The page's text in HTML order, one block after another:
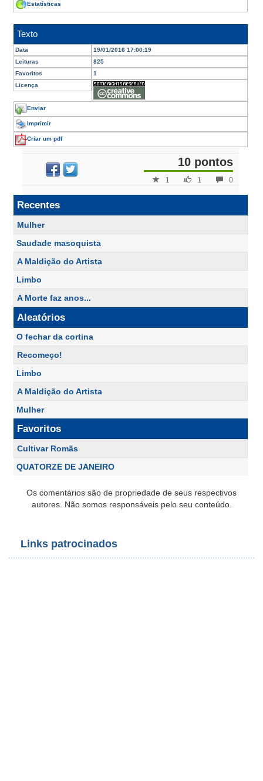
Estatísticas
Texto
Data
19/01/2016 17:00:19
Leituras
825
Favoritos
1
Licença
Enviar
Imprimir
Criar um pdf
10 pontos
0
1
1
Recentes
Mulher
Saudade masoquista
A Maldição do Artista
Limbo
A Morte faz anos...
Aleatórios
O fechar da cortina
Recomeço!
Limbo
A Maldição do Artista
Mulher
Favoritos
Cultivar Romãs
QUATORZE DE JANEIRO
Os comentários são de propriedade de seus respectivos
autores. Não somos responsáveis pelo seu conteúdo.
Links patrocinados